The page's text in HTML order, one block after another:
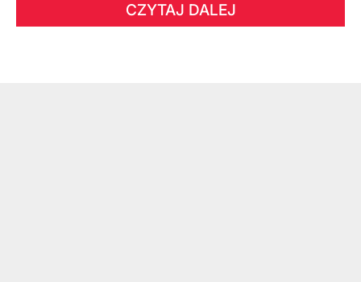
CZYTAJ DALEJ